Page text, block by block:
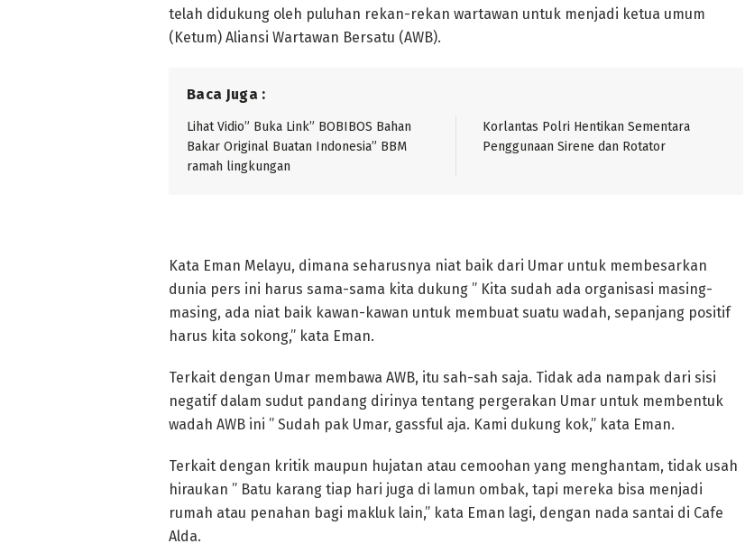
telah didukung oleh puluhan rekan-rekan wartawan untuk menjadi ketua umum
(Ketum) Aliansi Wartawan Bersatu (AWB).
Baca Juga :
Lihat Vidio” Buka Link” BOBIBOS Bahan
Bakar Original Buatan Indonesia” BBM
ramah lingkungan
Korlantas Polri Hentikan Sementara
Penggunaan Sirene dan Rotator
Kata Eman Melayu, dimana seharusnya niat baik dari Umar untuk membesarkan
dunia pers ini harus sama-sama kita dukung ” Kita sudah ada organisasi masing-
masing, ada niat baik kawan-kawan untuk membuat suatu wadah, sepanjang positif
harus kita sokong,” kata Eman.
Terkait dengan Umar membawa AWB, itu sah-sah saja. Tidak ada nampak dari sisi
negatif dalam sudut pandang dirinya tentang pergerakan Umar untuk membentuk
wadah AWB ini ” Sudah pak Umar, gassful aja. Kami dukung kok,” kata Eman.
Terkait dengan kritik maupun hujatan atau cemoohan yang menghantam, tidak usah
hiraukan ” Batu karang tiap hari juga di lamun ombak, tapi mereka bisa menjadi
rumah atau penahan bagi makluk lain,” kata Eman lagi, dengan nada santai di Cafe
Alda.